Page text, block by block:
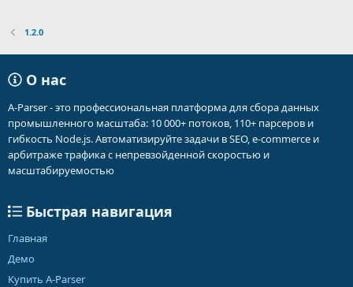
1.2.0
О нас
A-Parser - это профессиональная платформа для сбора данных
промышленного масштаба: 10 000+ потоков, 110+ парсеров и
гибкость Node.js. Автоматизируйте задачи в SEO, e-commerce и
арбитраже трафика с непревзойденной скоростью и
масштабируемостью
Быстрая навигация
Главная
Демо
Купить A-Parser